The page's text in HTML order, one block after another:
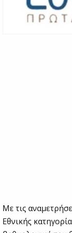
Με τις
Εθνικής